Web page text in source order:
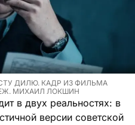
ДИЛЮ. КАДР ИЗ ФИЛЬМА
МИХАИЛ ЛОКШИН
в двух реальностях: в
версии советской